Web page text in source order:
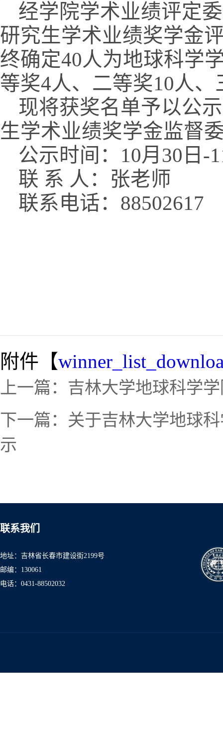
经学院学术业绩评定
研究生学术业绩奖学金
终确定40人为地球科学
等奖4人、二等奖10人
现将获奖名单予以公
生学术业绩奖学金监督
公示时间：10月30日-
联 系 人：张老师
联系电话：88502617
附件【
上一篇： 吉林大学地球科学
下一篇： 关于吉林大学地球
示
联系我们
地址：吉林省长春市建设街2199号
邮编：130061
电话：0431-88502032